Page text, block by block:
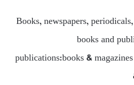
Books, newspapers,
books and
publications:books &